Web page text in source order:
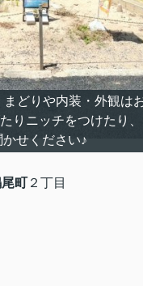
どりや内装・外観は
りニッチをつけたり
かせください♪
町 ２丁目